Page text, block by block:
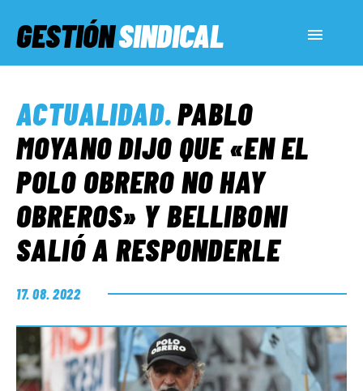
GESTIÓNSINDICAL
SERVICIOS SOCIALES
INFORMES ESPECIALES
FUERA DE MEGÁFONO
EL LADO «G»
ACTUALIDAD.PABLO
MOYANO DIJO QUE «EN EL
POLO OBRERO NO HAY
OBREROS» Y BELLIBONI
SALIÓ A RESPONDERLE
17. 08. 2022